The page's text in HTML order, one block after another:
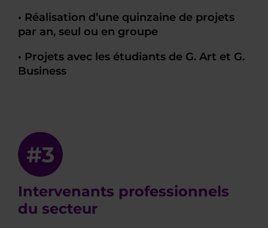
• Réalisation d’une quinzaine de projets
par an, seul ou en groupe
• Projets avec les étudiants de G. Art et G.
Business
#3
Intervenants professionnels
du secteur